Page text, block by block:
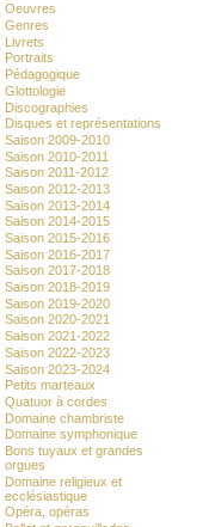
Oeuvres
Genres
Livrets
Portraits
Pédagogique
Glottologie
Discographies
Disques et représentations
Saison 2009-2010
Saison 2010-2011
Saison 2011-2012
Saison 2012-2013
Saison 2013-2014
Saison 2014-2015
Saison 2015-2016
Saison 2016-2017
Saison 2017-2018
Saison 2018-2019
Saison 2019-2020
Saison 2020-2021
Saison 2021-2022
Saison 2022-2023
Saison 2023-2024
Petits marteaux
Quatuor à cordes
Domaine chambriste
Domaine symphonique
Bons tuyaux et grandes
orgues
Domaine religieux et
ecclésiastique
Opéra, opéras